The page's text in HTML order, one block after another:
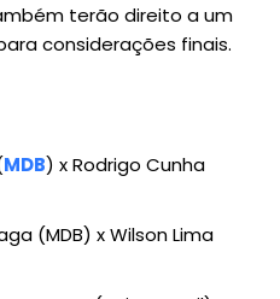
terão direito a um
considerações finais.
MDB) x Rodrigo Cunha
(MDB) x Wilson Lima